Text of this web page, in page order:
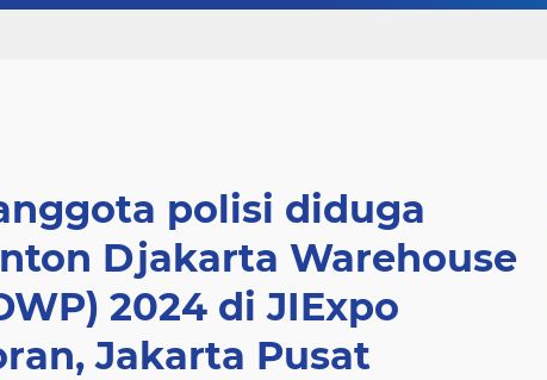
Harga Bitcoin
polisi diduga
Djakarta Warehouse
2024 di JIExpo
Jakarta Pusat